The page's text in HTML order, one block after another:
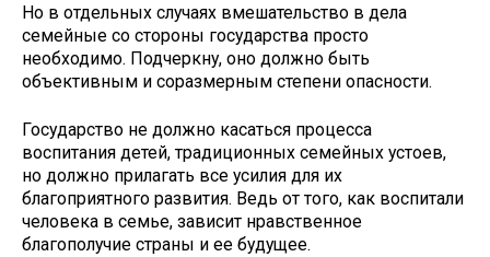
Но в отдельных случаях вмешательство в дела
семейные со стороны государства просто
необходимо. Подчеркну, оно должно быть
объективным и соразмерным степени опасности.
Государство не должно касаться процесса
воспитания детей, традиционных семейных устоев,
но должно прилагать все усилия для их
благоприятного развития. Ведь от того, как воспитали
человека в семье, зависит нравственное
благополучие страны и ее будущее.